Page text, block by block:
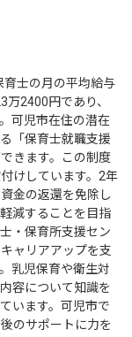
士の月の平均給与
2400円であり、
可児市在住の潜在
「保育士就職支援
きます。この制度
けしています。2年
金の返還を免除し
減することを目指
・保育所支援セン
ャリアアップを支
乳児保育や衛生対
容について知識を
います。可児市で
のサポートに力を